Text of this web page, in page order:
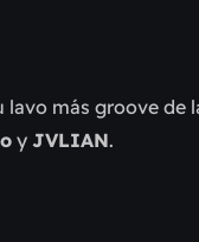
más groove de
y JVLIAN.